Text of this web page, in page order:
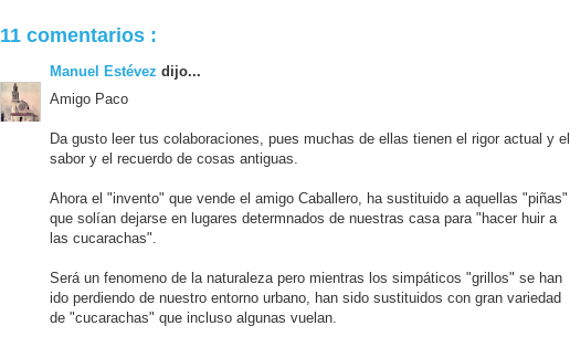
11 comentarios :
Manuel Estévez dijo...
Amigo Paco
Da gusto leer tus colaboraciones, pues muchas de ellas tienen el rigor actual y el
sabor y el recuerdo de cosas antiguas.
Ahora el "invento" que vende el amigo Caballero, ha sustituido a aquellas "piñas"
que solían dejarse en lugares determnados de nuestras casa para "hacer huir a
las cucarachas".
Será un fenomeno de la naturaleza pero mientras los simpáticos "grillos" se han
ido perdiendo de nuestro entorno urbano, han sido sustituidos con gran variedad
de "cucarachas" que incluso algunas vuelan.